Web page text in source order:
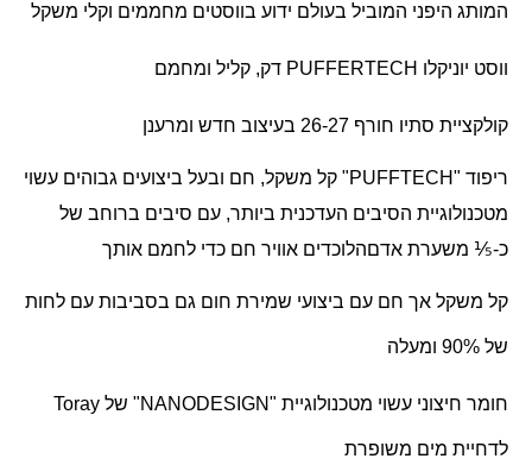
המותג היפני המוביל בעולם ידוע בווסטים מחממים וקלי משקל
ווסט יוניקלו PUFFERTECH דק, קליל ומחמם
קולקציית סתיו חורף 26-27 בעיצוב חדש ומרענן
ריפוד "PUFFTECH" קל משקל, חם ובעל ביצועים גבוהים עשוי
מטכנולוגיית הסיבים העדכנית ביותר, עם סיבים ברוחב של
כ-⅕ משערת אדםהלוכדים אוויר חם כדי לחמם אותך
קל משקל אך חם עם ביצועי שמירת חום גם בסביבות עם לחות
של 90% ומעלה
חומר חיצוני עשוי מטכנולוגיית "NANODESIGN" של Toray
לדחיית מים משופרת